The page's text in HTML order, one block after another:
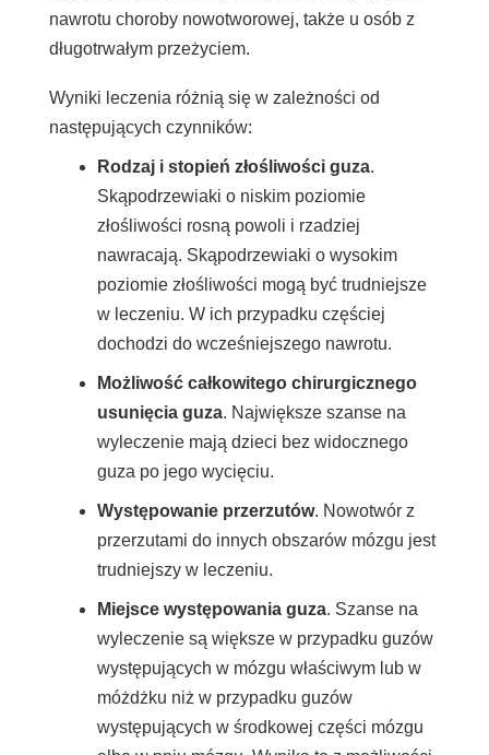
nawrotu choroby nowotworowej, także u osób z
długotrwałym przeżyciem.
Wyniki leczenia różnią się w zależności od
następujących czynników:
Rodzaj i stopień złośliwości guza.
Skąpodrzewiaki o niskim poziomie
złośliwości rosną powoli i rzadziej
nawracają. Skąpodrzewiaki o wysokim
poziomie złośliwości mogą być trudniejsze
w leczeniu. W ich przypadku częściej
dochodzi do wcześniejszego nawrotu.
Możliwość całkowitego chirurgicznego
usunięcia guza. Największe szanse na
wyleczenie mają dzieci bez widocznego
guza po jego wycięciu.
Występowanie przerzutów. Nowotwór z
przerzutami do innych obszarów mózgu jest
trudniejszy w leczeniu.
Miejsce występowania guza. Szanse na
wyleczenie są większe w przypadku guzów
występujących w mózgu właściwym lub w
móżdżku niż w przypadku guzów
występujących w środkowej części mózgu